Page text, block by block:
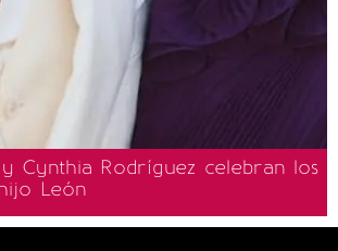
Cynthia Rodríguez celebran los
León